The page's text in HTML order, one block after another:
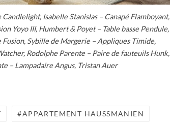
Isabelle Stanislas – Canapé Flamboyant,
Yoyo III, Humbert & Poyet – Table basse Pendule,
Sybille de Margerie – Appliques Timide,
Rodolphe Parente – Paire de fauteuils Hunk,
– Lampadaire Angus, Tristan Auer
APPARTEMENT HAUSSMANIEN